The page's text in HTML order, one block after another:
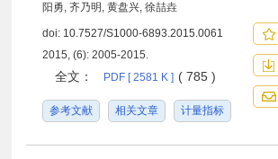
阳勇, 齐乃明, 黄盘兴, 徐喆垚
doi: 10.7527/S1000-6893.2015.0061
2015, (6): 2005-2015.
全文： PDF [ 2581 K ] ( 785 )
参考文献 相关文章 计量指标